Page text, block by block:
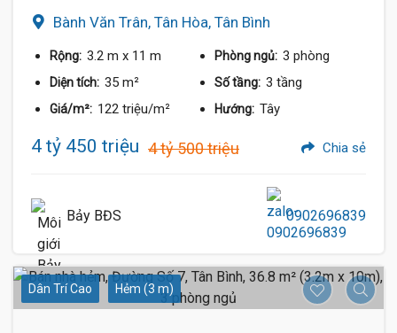
Bành Văn Trân, Tân Hòa, Tân Bình
Rộng: 3.2 m x 11 m Phòng ngủ: 3 phòng
Diện tích: 35 m² Số tầng: 3 tầng
Giá/m²: 122 triệu/m² Hướng: Tây
4 tỷ 450 triệu 4 tỷ 500 triệu Chia sẻ
Bảy BĐS 0902696839
Dân Trí Cao Hẻm (3 m)